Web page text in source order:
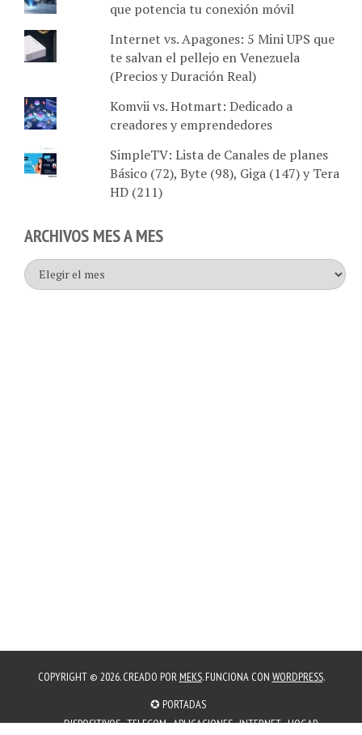
Internet vs. Apagones: 5 Mini UPS que
te salvan el pellejo en Venezuela
(Precios y Duración Real)
Komvii vs. Hotmart: Dedicado a
creadores y emprendedores
SimpleTV: Lista de Canales de planes
Básico (72), Byte (98), Giga (147) y Tera
HD (211)
Archivos
mes
a
COPYRIGHT © 2026. CREADO POR MEKS. FUNCIONA CON WORDPRESS.
✪ PORTADAS
DISPOSITIVOS TELECOM APLICACIONES INTERNET HOGAR